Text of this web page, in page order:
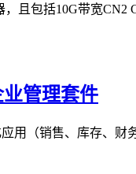
且包括10G带宽CN2
管理套件
用（销售、库存、